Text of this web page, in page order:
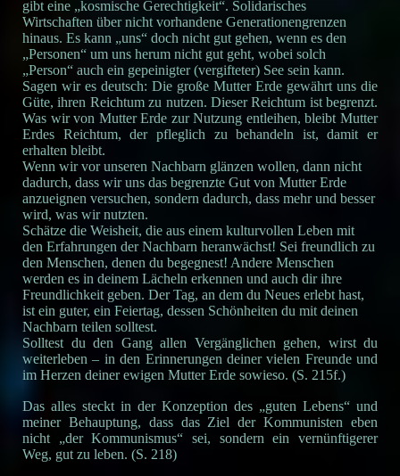
gibt eine „kosmische Gerechtigkeit“. Solidarisches
Wirtschaften über nicht vorhandene Generationengrenzen
hinaus. Es kann „uns“ doch nicht gut gehen, wenn es den
„Personen“ um uns herum nicht gut geht, wobei solch
„Person“ auch ein gepeinigter (vergifteter) See sein kann.
Sagen wir es deutsch: Die große Mutter Erde gewährt uns die
Güte, ihren Reichtum zu nutzen. Dieser Reichtum ist begrenzt.
Was wir von Mutter Erde zur Nutzung entleihen, bleibt Mutter
Erdes Reichtum, der pfleglich zu behandeln ist, damit er
erhalten bleibt.
Wenn wir vor unseren Nachbarn glänzen wollen, dann nicht
dadurch, dass wir uns das begrenzte Gut von Mutter Erde
anzueignen versuchen, sondern dadurch, dass mehr und besser
wird, was wir nutzten.
Schätze die Weisheit, die aus einem kulturvollen Leben mit
den Erfahrungen der Nachbarn heranwächst! Sei freundlich zu
den Menschen, denen du begegnest! Andere Menschen
werden es in deinem Lächeln erkennen und auch dir ihre
Freundlichkeit geben. Der Tag, an dem du Neues erlebt hast,
ist ein guter, ein Feiertag, dessen Schönheiten du mit deinen
Nachbarn teilen solltest.
Solltest du den Gang allen Vergänglichen gehen, wirst du
weiterleben – in den Erinnerungen deiner vielen Freunde und
im Herzen deiner ewigen Mutter Erde sowieso. (S. 215f.)
Das alles steckt in der Konzeption des „guten Lebens“ und
meiner Behauptung, dass das Ziel der Kommunisten eben
nicht „der Kommunismus“ sei, sondern ein vernünftigerer
Weg, gut zu leben. (S. 218)